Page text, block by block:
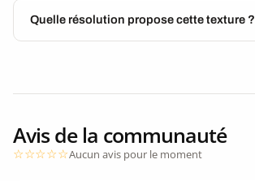
Quelle résolution propose cette texture ?
Avis de la communauté
Aucun avis pour le moment